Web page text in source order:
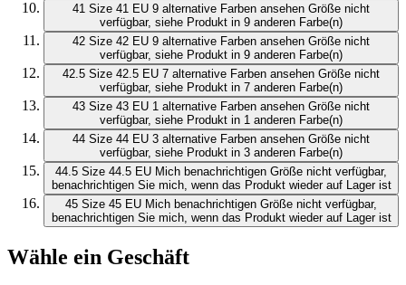
41 Size 41 EU 9 alternative Farben ansehen Größe nicht
verfügbar, siehe Produkt in 9 anderen Farbe(n)
42 Size 42 EU 9 alternative Farben ansehen Größe nicht
verfügbar, siehe Produkt in 9 anderen Farbe(n)
42.5 Size 42.5 EU 7 alternative Farben ansehen Größe nicht
verfügbar, siehe Produkt in 7 anderen Farbe(n)
43 Size 43 EU 1 alternative Farben ansehen Größe nicht
verfügbar, siehe Produkt in 1 anderen Farbe(n)
44 Size 44 EU 3 alternative Farben ansehen Größe nicht
verfügbar, siehe Produkt in 3 anderen Farbe(n)
44.5 Size 44.5 EU Mich benachrichtigen Größe nicht verfügbar,
benachrichtigen Sie mich, wenn das Produkt wieder auf Lager ist
45 Size 45 EU Mich benachrichtigen Größe nicht verfügbar,
benachrichtigen Sie mich, wenn das Produkt wieder auf Lager ist
Wähle ein Geschäft